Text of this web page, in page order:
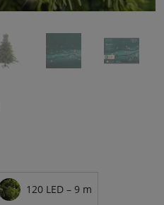
120 LED – 9 m